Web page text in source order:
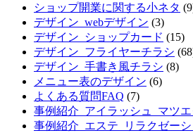
ショップ開業に関する小ネタ
デザイン_webデザイン (3)
デザイン_ショップカード (15)
デザイン_フライヤーチラシ
デザイン_手書き風チラシ (8)
メニュー表のデザイン (6)
よくある質問FAQ (7)
事例紹介_アイラッシュ_マツエ
事例紹介_エステ_リラクゼー